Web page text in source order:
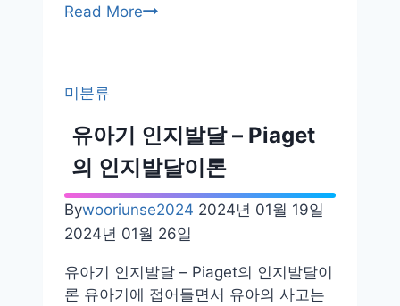
Read More영
할
발
달
미분류
유아기 인지발달 – Piaget
의 인지발달이론
Bywooriunse2024 2024년 01월 19일
2024년 01월 26일
유아기 인지발달 – Piaget의 인지발달이
론 유아기에 접어들면서 유아의 사고는